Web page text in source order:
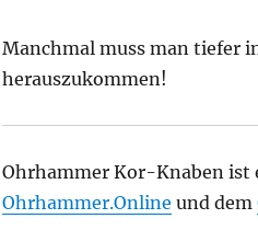
Manchmal muss man tiefer
herauszukommen!
Ohrhammer Kor-Knaben ist
Ohrhammer.Online und dem